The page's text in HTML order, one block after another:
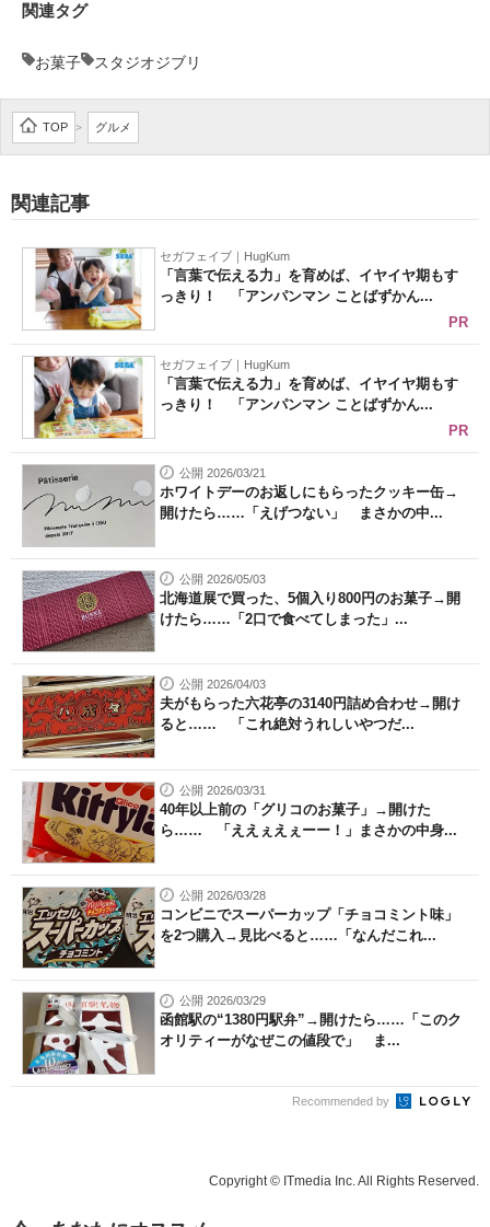
関連タグ
お菓子 スタジオジブリ
TOP > グルメ
関連記事
セガフェイブ｜HugKum
「言葉で伝える力」を育めば、イヤイヤ期もす
っきり！ 「アンパンマン ことばずかん...
PR
セガフェイブ｜HugKum
「言葉で伝える力」を育めば、イヤイヤ期もす
っきり！ 「アンパンマン ことばずかん...
PR
公開 2026/03/21
ホワイトデーのお返しにもらったクッキー缶→
開けたら……「えげつない」 まさかの中...
公開 2026/05/03
北海道展で買った、5個入り800円のお菓子→開
けたら……「2口で食べてしまった」...
公開 2026/04/03
夫がもらった六花亭の3140円詰め合わせ→開け
ると…… 「これ絶対うれしいやつだ...
公開 2026/03/31
40年以上前の「グリコのお菓子」→開けた
ら…… 「ええぇえぇーー！」まさかの中身...
公開 2026/03/28
コンビニでスーパーカップ「チョコミント味」
を2つ購入→見比べると……「なんだこれ...
公開 2026/03/29
函館駅の“1380円駅弁”→開けたら……「このク
オリティーがなぜこの値段で」 ま...
Recommended by
Copyright © ITmedia Inc. All Rights Reserved.